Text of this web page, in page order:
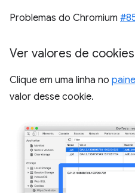
Problemas do Chromium
Ver valores de cookies
Clique em uma linha no
valor desse cookie.